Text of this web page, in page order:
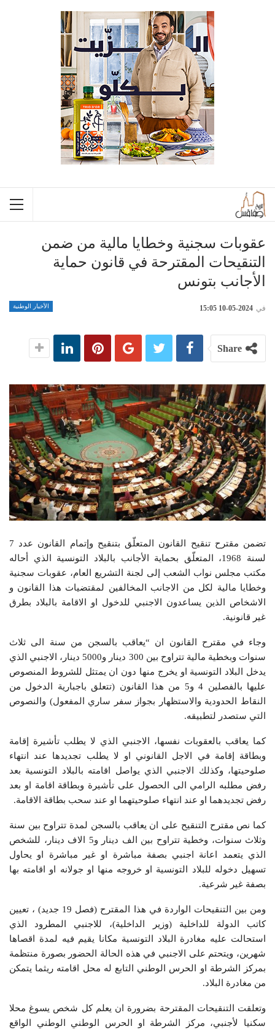
عقوبات سجنية وخطايا مالية من ضمن
التنقيحات المقترحة في قانون حماية
الأجانب بتونس
الأخبار الوطنية في 2024-05-10 15:05
Share
تضمن مقترح تنقيح القانون المتعلّق بتنقيح وإتمام القانون عدد 7
لسنة 1968، المتعلّق بحماية الأجانب بالبلاد التونسية الذي أحاله
مكتب مجلس نواب الشعب إلى لجنة التشريع العام، عقوبات سجنية
وخطايا مالية لكل من الاجانب المخالفين لمقتضيات هذا القانون و
الاشخاص الذين يساعدون الاجنبي للدخول او الاقامة بالبلاد بطرق
غير قانونية.
وجاء في مقترح القانون ان “يعاقب بالسجن من سنة الى ثلاث
سنوات وبخطية مالية تتراوح بين 300 دينار و5000 دينار، الاجنبي الذي
يدخل البلاد التونسية او يخرج منها دون ان يمتثل للشروط المنصوص
عليها بالفصلين 4 و5 من هذا القانون (تتعلق باجبارية الدخول من
النقاط الحدودية والاستظهار بجواز سفر ساري المفعول) والنصوص
التي ستصدر لتطبيقه.
كما يعاقب بالعقوبات نفسها، الاجنبي الذي لا يطلب تأشيرة إقامة
وبطاقة إقامة في الاجل القانوني او لا يطلب تجديدها عند انتهاء
صلوحيتها، وكذلك الاجنبي الذي يواصل اقامته بالبلاد التونسية بعد
رفض مطلبه الرامي الى الحصول على تأشيرة وبطاقة اقامة او بعد
رفض تجديدهما او عند انتهاء صلوحيتهما او عند سحب بطاقة الاقامة.
كما نص مقترح التنقيح على ان يعاقب بالسجن لمدة تتراوح بين سنة
وثلاث سنوات، وخطية تتراوح بين الف دينار و5 الاف دينار، للشخص
الذي يتعمد اعانة اجنبي بصفة مباشرة او غير مباشرة او يحاول
تسهيل دخوله للبلاد التونسية او خروجه منها او جولانه او اقامته بها
بصفة غير شرعية.
ومن بين التنقيحات الواردة في هذا المقترح (فصل 19 جديد) ، تعيين
كاتب الدولة للداخلية (وزير الداخلية)، للاجنبي المطرود الذي
استحالت عليه مغادرة البلاد التونسية مكانا يقيم فيه لمدة اقصاها
شهرين، ويتحتم على الاجنبي في هذه الحالة الحضور بصورة منتظمة
بمركز الشرطة او الحرس الوطني التابع له محل اقامته ريثما يتمكن
من مغادرة البلاد.
وتعلقت التنقيحات المقترحة بضرورة ان يعلم كل شخص يسوغ محلا
سكنيا لأجنبي، مركز الشرطة او الحرس الوطني الوطني الواقع